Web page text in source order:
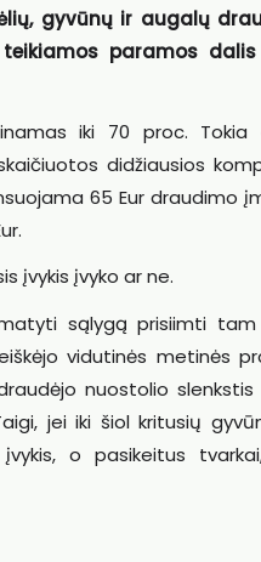
gyvūnų ir augalų
paramos
iki 70 proc. Tokia
didžiausios
65 Eur draudimo
įvykis įvyko ar ne.
sąlygą prisiimti
vidutinės metinės
nuostolio
jei iki šiol kritusių
o pasikeitus